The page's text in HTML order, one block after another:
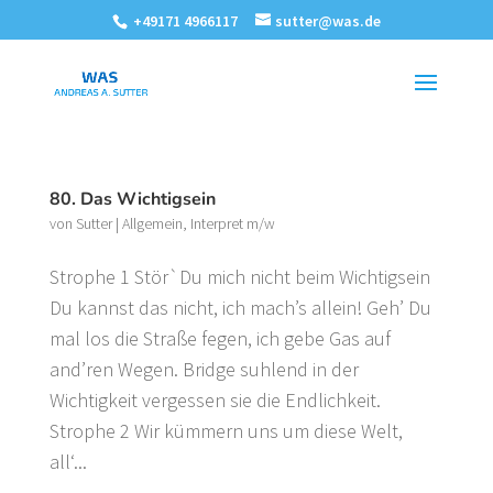
+49171 4966117 sutter@was.de
80. Das Wichtigsein
von Sutter| Allgemein, Interpret m/w
Strophe 1 Stör`Du mich nicht beim Wichtigsein
Du kannst das nicht, ich mach’s allein! Geh’ Du
mal los die Straße fegen, ich gebe Gas auf
and’ren Wegen. Bridge suhlend in der
Wichtigkeit vergessen sie die Endlichkeit.
Strophe 2 Wir kümmern uns um diese Welt,
all‘...